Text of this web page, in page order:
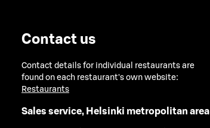
Contact us
Contact details for individual restaurants are
found on each restaurant's own website:
Restaurants
Sales service, Helsinki metropolitan area